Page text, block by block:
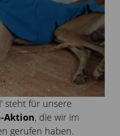
steht für unsere
Aktion, die wir im
gerufen haben.